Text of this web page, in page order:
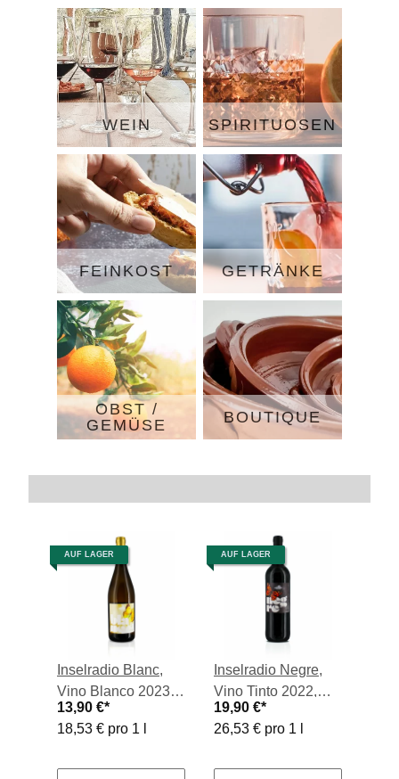
WEIN SPIRITUOSEN
FEINKOST GETRÄNKE
OBST /
GEMÜSE
BOUTIQUE
AUF LAGER
Inselradio Blanc,
Vino Blanco 2023,
0,75-l-Flasche
13,90 €*
18,53 € pro 1 l
AUF LAGER
Inselradio Negre,
Vino Tinto 2022,
0,75-l-Flasche
19,90 €*
26,53 € pro 1 l